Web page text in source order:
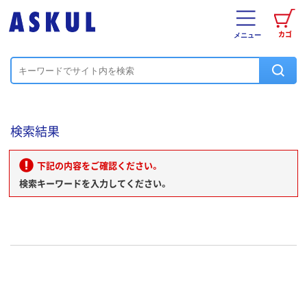
カゴ
メニュー
検索結果
下記の内容をご確認ください。
検索キーワードを入力してください。